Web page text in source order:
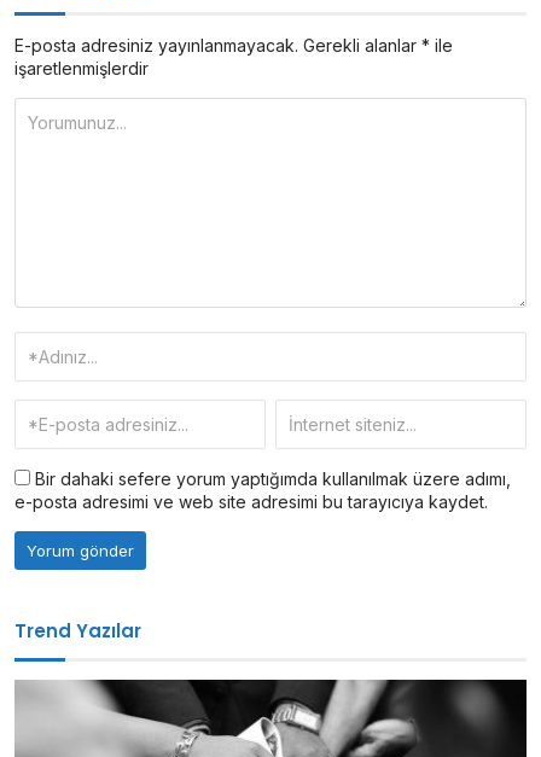
E-posta adresiniz yayınlanmayacak. Gerekli alanlar * ile
işaretlenmişlerdir
Bir dahaki sefere yorum yaptığımda kullanılmak üzere adımı,
e-posta adresimi ve web site adresimi bu tarayıcıya kaydet.
Trend Yazılar